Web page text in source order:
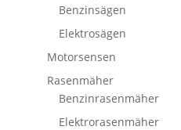
Benzinsägen
Elektrosägen
Motorsensen
Rasenmäher
Benzinrasenmäher
Elektrorasenmäher